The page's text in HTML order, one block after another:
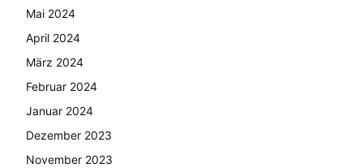
Mai 2024
April 2024
März 2024
Februar 2024
Januar 2024
Dezember 2023
November 2023